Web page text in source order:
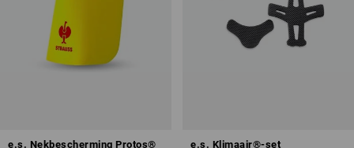
e.s. Nekbescherming Protos® e.s. Klimaair®-set